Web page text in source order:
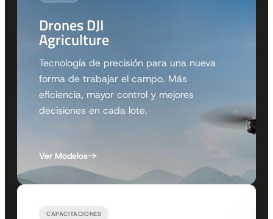
Drones DJI
Agriculture
Tecnología de precisión para una nueva
forma de trabajar el campo. Más
eficiencia, mayor control y mejores
decisiones en cada lote.
Ver Modelos
CAPACITACIONES